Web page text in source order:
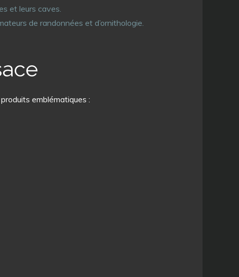
et leurs caves.
de randonnées et d’ornithologie.
emblématiques :